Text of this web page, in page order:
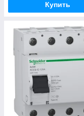
Купить